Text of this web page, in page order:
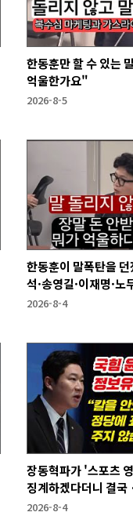
한동훈만 할 수 있는
억울한가요"
2026-8-5
한동훈이 말폭탄을
석·송영길·이재명·노
2026-8-4
장동혁파가 '스포츠
징계하겠다더니 결국
2026-8-4